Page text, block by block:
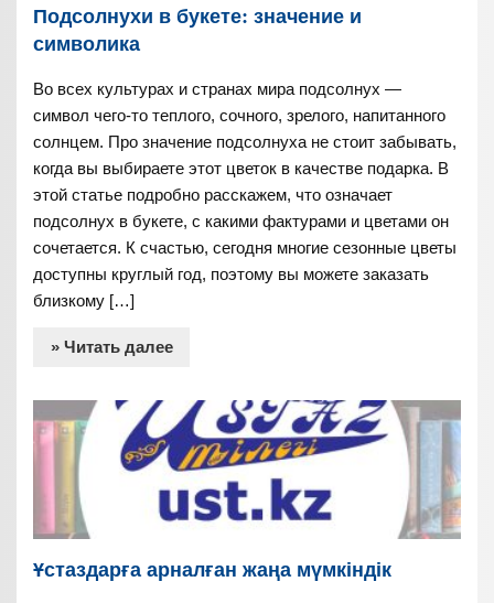
Подсолнухи в букете: значение и
символика
Во всех культурах и странах мира подсолнух —
символ чего-то теплого, сочного, зрелого, напитанного
солнцем. Про значение подсолнуха не стоит забывать,
когда вы выбираете этот цветок в качестве подарка. В
этой статье подробно расскажем, что означает
подсолнух в букете, с какими фактурами и цветами он
сочетается. К счастью, сегодня многие сезонные цветы
доступны круглый год, поэтому вы можете заказать
близкому […]
» Читать далее
Ұстаздарға арналған жаңа мүмкіндік